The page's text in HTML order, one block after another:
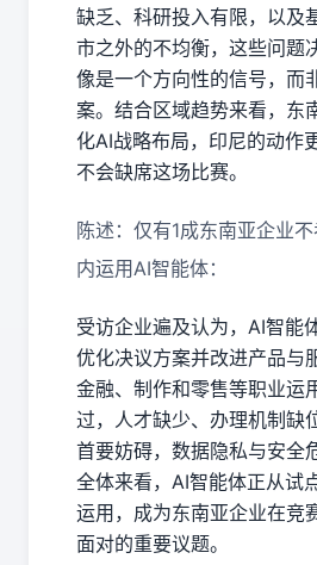
缺乏、科研投入有限，以及
市之外的不均衡，这些问题
像是一个方向性的信号，而
案。结合区域趋势来看，东
化AI战略布局，印尼的动作
不会缺席这场比赛。
陈述：仅有1成东南亚企业
内运用AI智能体：
受访企业遍及认为，AI智能
优化决议方案并改进产品与
金融、制作和零售等职业运
过，人才缺少、办理机制缺
首要妨碍，数据隐私与安全
全体来看，AI智能体正从试
运用，成为东南亚企业在竞
面对的重要议题。